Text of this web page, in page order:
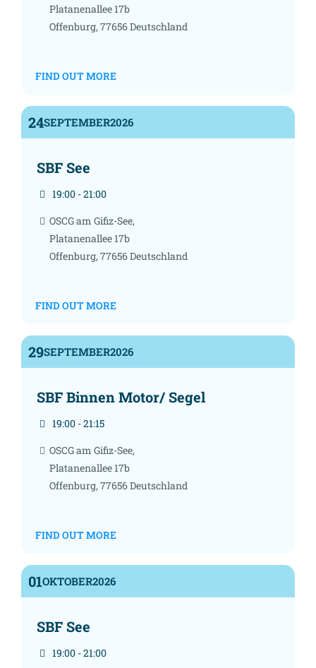
Platanenallee 17b
Offenburg, 77656Deutschland
FIND OUT MORE
24SEPTEMBER2026
SBF See
19:00 - 21:00
OSCG am Gifiz-See,
Platanenallee 17b
Offenburg, 77656Deutschland
FIND OUT MORE
29SEPTEMBER2026
SBF Binnen Motor/ Segel
19:00 - 21:15
OSCG am Gifiz-See,
Platanenallee 17b
Offenburg, 77656Deutschland
FIND OUT MORE
01OKTOBER2026
SBF See
19:00 - 21:00